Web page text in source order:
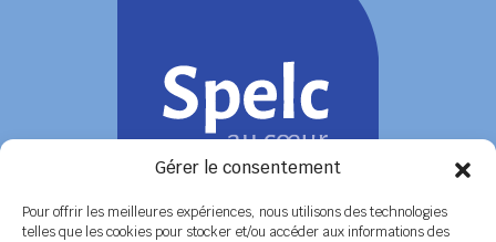
Gérer le consentement
Pour offrir les meilleures expériences, nous utilisons des technologies
telles que les cookies pour stocker et/ou accéder aux informations des